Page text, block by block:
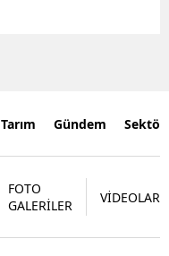
Tarım Gündem
FOTO
GALERİLER
VİDEOLAR